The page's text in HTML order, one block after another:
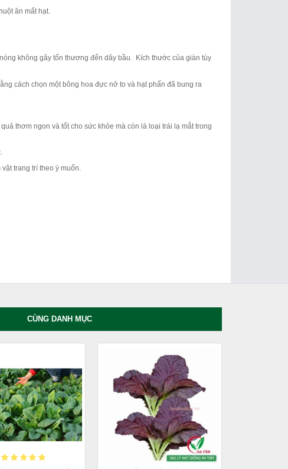
ăn mất hạt.
không gây tổn thương đến dây bầu. Kích thước của giàn tùy
cách chọn một bông hoa đực nở to và hạt phấn đã bung ra
thơm ngon và tốt cho sức khỏe mà còn là loại trái lạ mắt trong
trang trí theo ý muốn.
CÙNG DANH MỤC